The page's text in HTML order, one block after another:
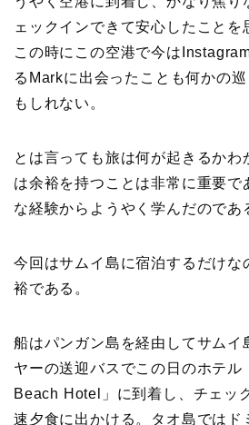
ェックインできて安心したことを
この時にこの空港で今は
るMarkに出会ったことも何かの
もしれない。
とは言っても旅は何が起きるかわ
は余裕を持つことは非常に重要で
な経験からようやく学んだのであ
今回はサムイ島に宿泊するだけな
裕である。
船はパンガン島を経由してサムイ
ヤーの送迎バスでこの日のホテ
Beach Hotel」に到着し、チェッ
速夕食に出かける。タオ島ではド